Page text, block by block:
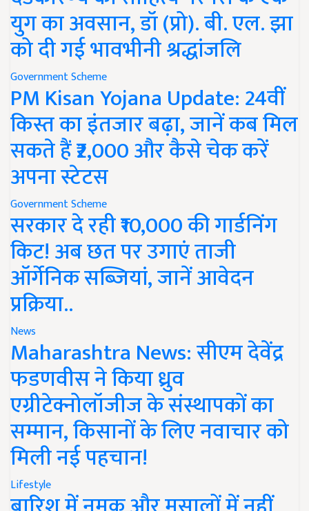
युग का अवसान, डॉ (प्रो). बी. एल. झा
को दी गई भावभीनी श्रद्धांजलि
Government Scheme
PM Kisan Yojana Update: 24वीं
किस्त का इंतजार बढ़ा, जानें कब मिल
सकते हैं ₹2,000 और कैसे चेक करें
अपना स्टेटस
Government Scheme
सरकार दे रही ₹10,000 की गार्डनिंग
किट! अब छत पर उगाएं ताजी
ऑर्गेनिक सब्जियां, जानें आवेदन
प्रक्रिया..
News
Maharashtra News: सीएम देवेंद्र
फडणवीस ने किया ध्रुव
एग्रीटेक्नोलॉजीज के संस्थापकों का
सम्मान, किसानों के लिए नवाचार को
मिली नई पहचान!
Lifestyle